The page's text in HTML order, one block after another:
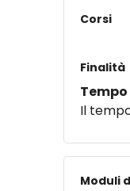
Corsi
Finalità
Il
Moduli